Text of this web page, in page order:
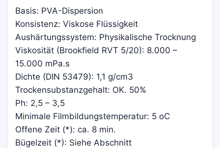
Basis: PVA-Dispersion
Konsistenz: Viskose Flüssigkeit
Aushärtungssystem: Physikalische Trocknung
Viskosität (Brookfield RVT 5/20): 8.000 –
15.000 mPa.s
Dichte (DIN 53479): 1,1 g/cm3
Trockensubstanzgehalt: OK. 50%
Ph: 2,5 – 3,5
Minimale Filmbildungstemperatur: 5 oC
Offene Zeit (*): ca. 8 min.
Bügelzeit (*): Siehe Abschnitt